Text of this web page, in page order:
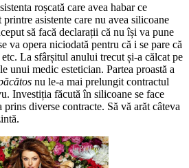
roșcată care avea habar ce
asistente care nu avea silicoane
să facă declarații că nu își va pune
va opera niciodată pentru că i se pare că
La sfârșitul anului trecut și-a călcat pe
unui medic estetician. Partea proastă a
nu le-a mai prelungit contractul
Investiția făcută în silicoane se face
diverse contracte. Să vă arăt câteva